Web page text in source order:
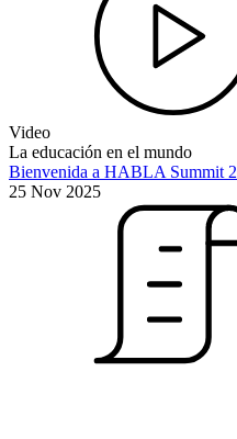
Video
La educación en el mundo
Bienvenida a HABLA Summit
25 Nov 2025